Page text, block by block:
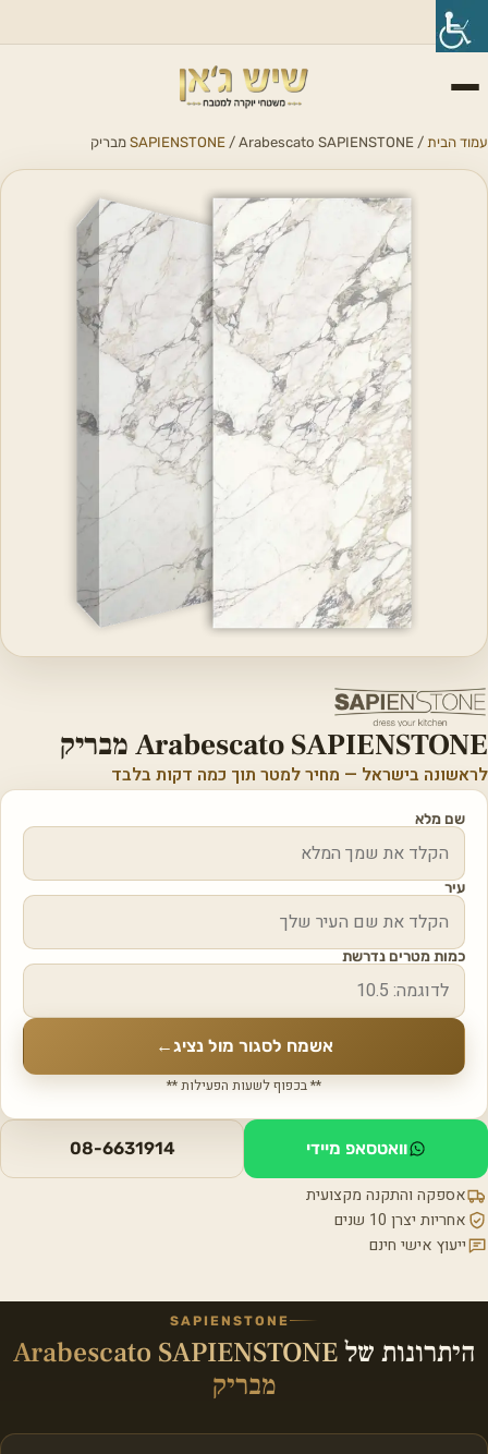
עמוד הבית /
SAPIENSTONE / Arabescato SAPIENSTONE מבריק
Arabescato SAPIENSTONE מבריק
לראשונה בישראל — מחיר למטר תוך כמה דקות בלבד
שם מלא
עיר
כמות מטרים נדרשת
אשמח לסגור מול נציג←
** בכפוף לשעות הפעילות **
וואטסאפ מיידי 08-6631914
אספקה והתקנה מקצועית
אחריות יצרן 10 שנים
ייעוץ אישי חינם
SAPIENSTONE
היתרונות שלArabescato SAPIENSTONE
מבריק